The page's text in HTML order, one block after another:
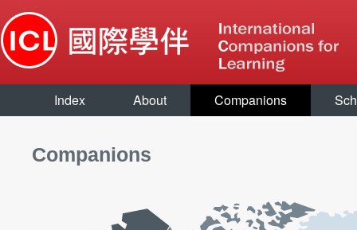
Index About Companions
Companions